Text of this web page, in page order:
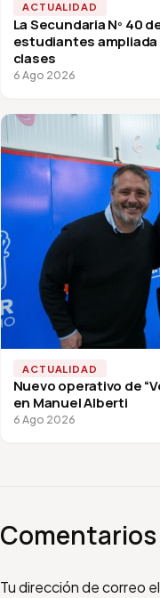
ACTUALIDAD
La Secundaria Nº 40
estudiantes ampliada
clases
6 Ago 2026
ACTUALIDAD
Nuevo operativo de
en Manuel Alberti
6 Ago 2026
Tu dirección de correo
Escribí tu comentario
Nombre
Email